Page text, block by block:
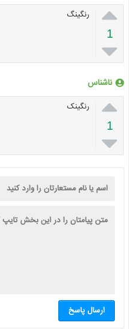

1

رنگینگ
ناشناس

1

رنگینک
ارسال پاسخ